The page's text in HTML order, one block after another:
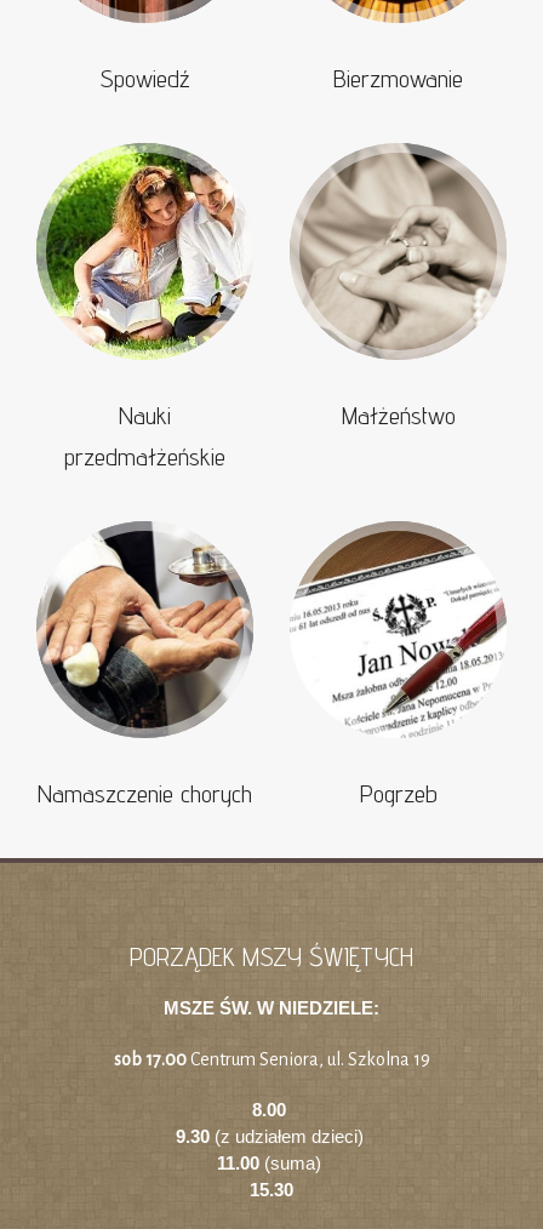
Spowiedź Bierzmowanie
Nauki
przedmałżeńskie
Małżeństwo
Namaszczenie chorych Pogrzeb
PORZĄDEK MSZY ŚWIĘTYCH
MSZE ŚW. W NIEDZIELE:
sob 17.00Centrum Seniora, ul. Szkolna 19
8.00
9.30(z udziałem dzieci)
11.00 (suma)
15.30